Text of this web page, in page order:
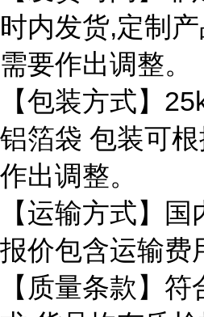
时内发货,定制
需要作出调整。
【包装方式】
铝箔袋 包装可
作出调整。
【运输方式】
报价包含运输费
【质量条款】